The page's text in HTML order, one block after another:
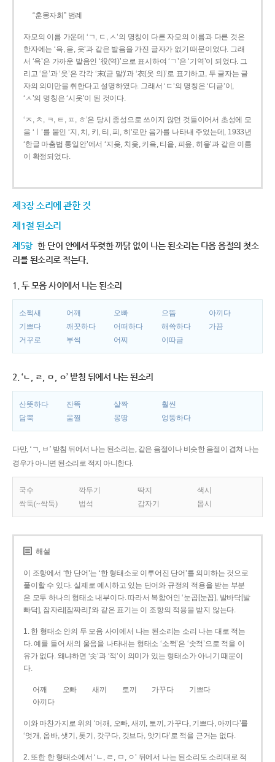
“훈몽자회” 범례
자모의 이름 가운데 ‘ㄱ, ㄷ, ㅅ’의 명칭이 다른 자모의 이름과 다른 것은
한자에는 ‘윽, 읃, 읏’과 같은 발음을 가진 글자가 없기 때문이었다. 그래
서 ‘윽’은 가까운 발음인 ‘役(역)’으로 표시하여 ‘ㄱ’은 ‘기역’이 되었다. 그
리고 ‘읃’과 ‘읏’은 각각 ‘末(귿 말)’과 ‘衣(옷 의)’로 표기하고, 두 글자는 글
자의 의미만을 취한다고 설명하였다. 그래서 ‘ㄷ’의 명칭은 ‘디귿’이,
‘ㅅ’의 명칭은 ‘시옷’이 된 것이다.
‘ㅈ, ㅊ, ㅋ, ㅌ, ㅍ, ㅎ’은 당시 종성으로 쓰이지 않던 것들이어서 초성에 모
음 ‘ㅣ’를 붙인 ‘지, 치, 키, 티, 피, 히’로만 음가를 나타내 주었는데, 1933년
‘한글 마춤법 통일안’에서 ‘지읒, 치읓, 키읔, 티읕, 피읖, 히읗’과 같은 이름
이 확정되었다.
제3장 소리에 관한 것
제1절 된소리
제5항 한 단어 안에서 뚜렷한 까닭 없이 나는 된소리는 다음 음절의 첫소
리를 된소리로 적는다.
1. 두 모음 사이에서 나는 된소리
소쩍새 어깨 오빠 으뜸
아끼다
기쁘다
깨끗하다 어떠하다 해쓱하다
가끔
거꾸로
부썩 어찌 이따금
2. ‘ㄴ, ㄹ, ㅁ, ㅇ’ 받침 뒤에서 나는 된소리
산뜻하다 잔뜩 살짝
훨씬
담뿍
움찔 몽땅 엉뚱하다
다만, ‘ㄱ, ㅂ’ 받침 뒤에서 나는 된소리는, 같은 음절이나 비슷한 음절이 겹쳐 나는
경우가 아니면 된소리로 적지 아니한다.
국수 깍두기 딱지
색시
싹둑(~싹둑)
법석 갑자기 몹시
해설
이 조항에서 ‘한 단어’는 ‘한 형태소로 이루어진 단어’를 의미하는 것으로
풀이할 수 있다. 실제로 예시하고 있는 단어와 규정의 적용을 받는 부분
은 모두 하나의 형태소 내부이다. 따라서 복합어인 ‘눈곱[눈꼽], 발바닥[발
빠닥], 잠자리[잠짜리]’와 같은 표기는 이 조항의 적용을 받지 않는다.
1. 한 형태소 안의 두 모음 사이에서 나는 된소리는 소리 나는 대로 적는
다. 예를 들어 새의 울음을 나타내는 형태소 ‘소쩍’은 ‘솟적’으로 적을 이
유가 없다. 왜냐하면 ‘솟’과 ‘적’이 의미가 있는 형태소가 아니기 때문이
다.
어깨 오빠 새끼 토끼 가꾸다
기쁘다
아끼다
이와 마찬가지로 위의 ‘어깨, 오빠, 새끼, 토끼, 가꾸다, 기쁘다, 아끼다’를
‘엇개, 옵바, 샛기, 톳기, 갓구다, 깃브다, 앗기다’로 적을 근거는 없다.
2. 또한 한 형태소에서 ‘ㄴ, ㄹ, ㅁ, ㅇ’ 뒤에서 나는 된소리도 소리대로 적